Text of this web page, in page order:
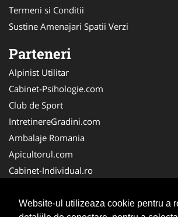
Website-ul utilizeaza cookie pentru a
Termeni si Conditii
Sustine Amenajari Spatii Verzi
Parteneri
Alpinist Utilitar
Cabinet-Psihologie.com
Club de Sport
IntretinereGradini.com
Ambalaje Romania
Apicultorul.com
Cabinet-Individual.ro
FirmaDeratizare.ro